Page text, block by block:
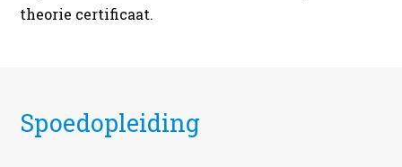
theorie certificaat.
Spoedopleiding